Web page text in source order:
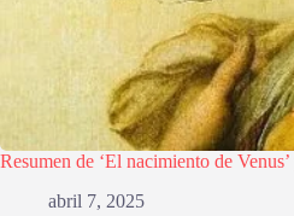
Resumen de ‘El nacimiento de
abril 7, 2025